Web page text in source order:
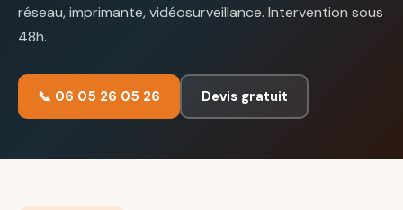
réseau, imprimante, vidéosurveillance. Intervention sous
48h.
📞 06 05 26 05 26 Devis gratuit